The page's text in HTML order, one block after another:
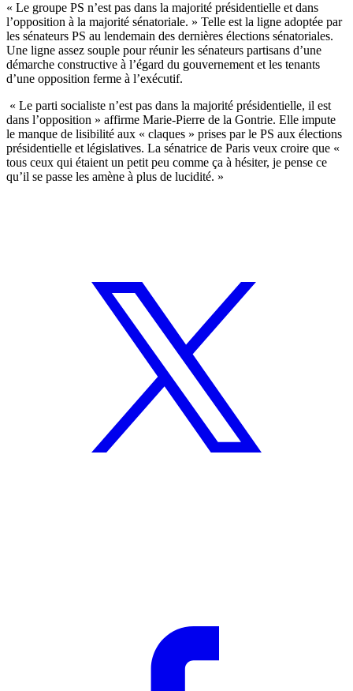
« Le groupe PS n’est pas dans la majorité présidentielle et dans
l’opposition à la majorité sénatoriale. » Telle est la ligne adoptée par
les sénateurs PS au lendemain des dernières élections sénatoriales.
Une ligne assez souple pour réunir les sénateurs partisans d’une
démarche constructive à l’égard du gouvernement et les tenants
d’une opposition ferme à l’exécutif.
« Le parti socialiste n’est pas dans la majorité présidentielle, il est
dans l’opposition » affirme Marie-Pierre de la Gontrie. Elle impute
le manque de lisibilité aux « claques » prises par le PS aux élections
présidentielle et législatives. La sénatrice de Paris veux croire que «
tous ceux qui étaient un petit peu comme ça à hésiter, je pense ce
qu’il se passe les amène à plus de lucidité. »